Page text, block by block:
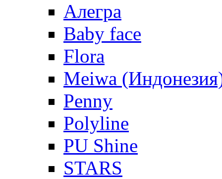
Алегра
Baby face
Flora
Meiwa
Penny
Polyline
PU Shine
STARS